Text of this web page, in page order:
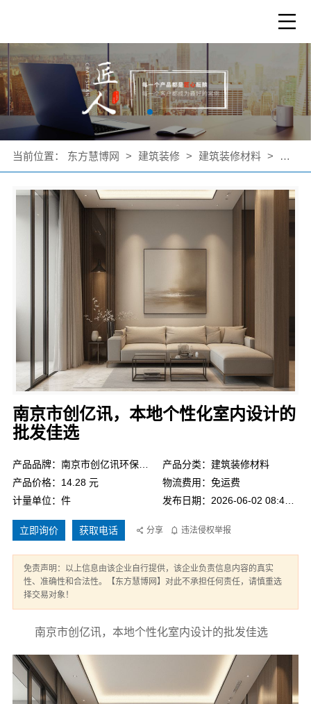
当前位置： 东方慧博网 > 建筑装修 > 建筑装修材料 > 公司
南京市创亿讯，本地个性化室内设计的
批发佳选
产品品牌：南京市创亿讯环保新材料有限公司
产品分类：建筑装修材料
产品价格：14.28 元
物流费用：免运费
计量单位：件
立即询价 获取电话 分享 违法侵权举报
免责声明：以上信息由该企业自行提供，该企业负责信息内容的真实
性、准确性和合法性。【东方慧博网】对此不承担任何责任，请慎重选
择交易对象！
南京市创亿讯，本地个性化室内设计的批发佳选